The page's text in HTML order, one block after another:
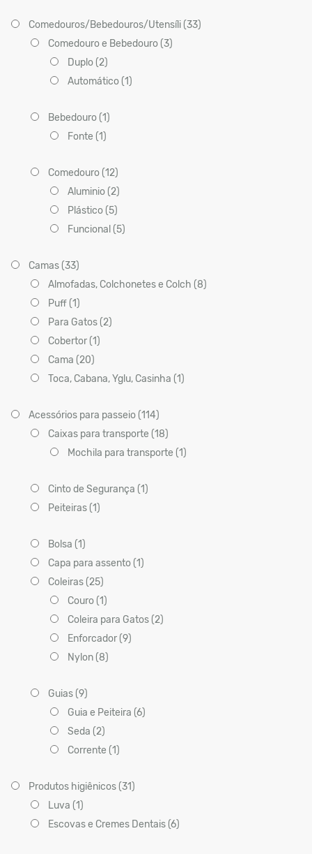
Comedouros/Bebedouros/Utensíli (33)
Comedouro e Bebedouro (3)
Duplo (2)
Automático (1)
Bebedouro (1)
Fonte (1)
Comedouro (12)
Aluminio (2)
Plástico (5)
Funcional (5)
Camas (33)
Almofadas, Colchonetes e Colch (8)
Puff (1)
Para Gatos (2)
Cobertor (1)
Cama (20)
Toca, Cabana, Yglu, Casinha (1)
Acessórios para passeio (114)
Caixas para transporte (18)
Mochila para transporte (1)
Cinto de Segurança (1)
Peiteiras (1)
Bolsa (1)
Capa para assento (1)
Coleiras (25)
Couro (1)
Coleira para Gatos (2)
Enforcador (9)
Nylon (8)
Guias (9)
Guia e Peiteira (6)
Seda (2)
Corrente (1)
Produtos higiênicos (31)
Luva (1)
Escovas e Cremes Dentais (6)